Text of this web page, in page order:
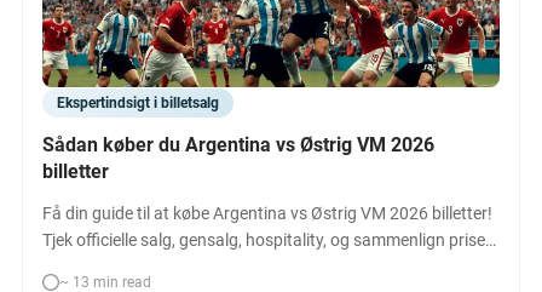
Ekspertindsigt i billetsalg
Sådan køber du Argentina vs Østrig VM 2026
billetter
Få din guide til at købe Argentina vs Østrig VM 2026 billetter!
Tjek officielle salg, gensalg, hospitality, og sammenlign priser
~ 13 min read